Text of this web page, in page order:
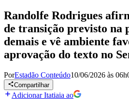
Randolfe Rodrigues
de transição previsto na
demais e vê ambiente
aprovação do texto no
PorEstadão Conteúdo10/06/2026 às
Compartilhar
Adicionar Itatiaia ao